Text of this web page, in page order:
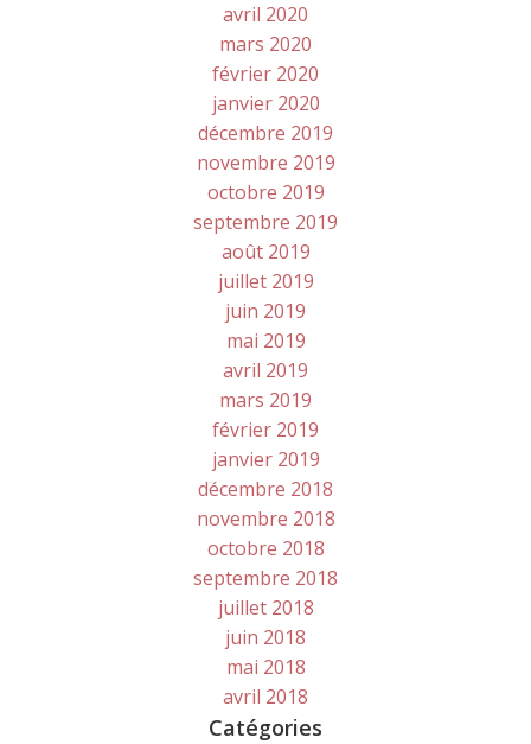
avril 2020
mars 2020
février 2020
janvier 2020
décembre 2019
novembre 2019
octobre 2019
septembre 2019
août 2019
juillet 2019
juin 2019
mai 2019
avril 2019
mars 2019
février 2019
janvier 2019
décembre 2018
novembre 2018
octobre 2018
septembre 2018
juillet 2018
juin 2018
mai 2018
avril 2018
Catégories